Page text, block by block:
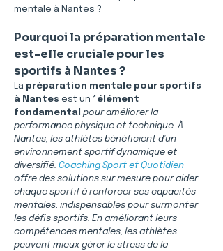
mentale à Nantes ?
Pourquoi la préparation mentale
est-elle cruciale pour les
sportifs à Nantes ?
La préparation mentale pour sportifs
à Nantes est un *élément
fondamental pour améliorer la
performance physique et technique. À
Nantes, les athlètes bénéficient d'un
environnement sportif dynamique et
diversifié. Coaching Sport et Quotidien
offre des solutions sur mesure pour aider
chaque sportif à renforcer ses capacités
mentales, indispensables pour surmonter
les défis sportifs. En améliorant leurs
compétences mentales, les athlètes
peuvent mieux gérer le stress de la